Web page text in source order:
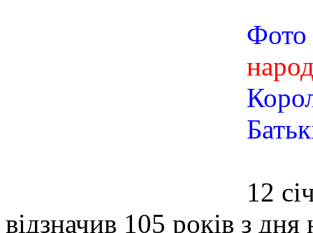
Фото
12
відзначив 105 років з